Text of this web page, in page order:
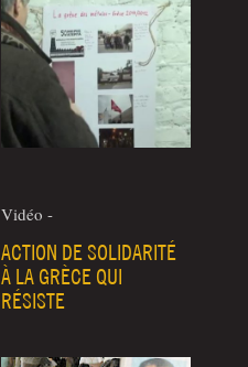
Vidéo -
ACTION DE SOLIDARITÉ
À LA GRÈCE QUI
RÉSISTE